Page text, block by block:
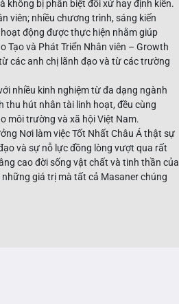
không bị phân biệt đối xử hay định kiến.
viên; nhiều chương trình, sáng kiến
động được thực hiện nhằm giúp
Tạo và Phát Triển Nhân viên – Growth
các anh chị lãnh đạo và từ các trường
nhiều kinh nghiệm từ đa dạng ngành
thu hút nhân tài linh hoạt, đều cùng
môi trường và xã hội Việt Nam.
Nơi làm việc Tốt Nhất Châu Á thật sự
và sự nỗ lực đồng lòng vượt qua rất
cao đời sống vật chất và tinh thần của
giá trị mà tất cả Masaner chúng